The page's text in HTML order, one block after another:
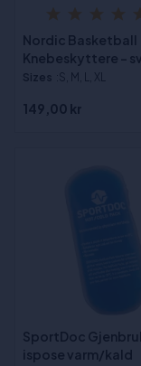
Nordic Basketball
Knebeskyttere -
Sizes :S, M, L, XL
149,00 kr
SportDoc
ispose varm/kald